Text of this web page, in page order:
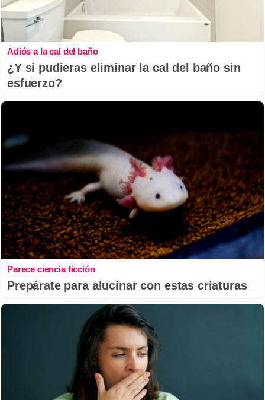
Adiós a la cal del baño
¿Y si pudieras eliminar la cal del baño sin
esfuerzo?
Parece ciencia ficción
Prepárate para alucinar con estas criaturas